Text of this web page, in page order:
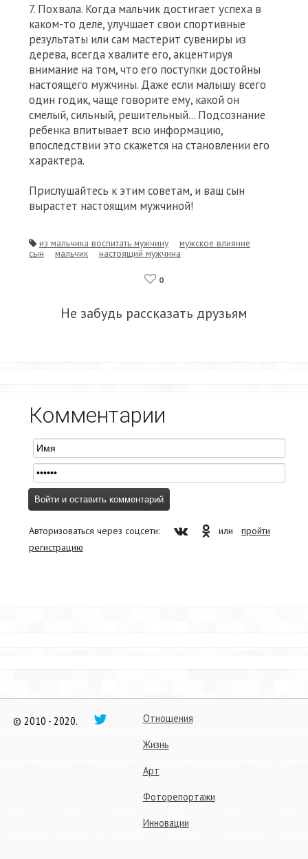
7. Похвала. Когда мальчик достигает успеха в
каком-то деле, улучшает свои спортивные
результаты или сам мастерит сувениры из
дерева, всегда хвалите его, акцентируя
внимание на том, что его поступки достойны
настоящего мужчины. Даже если малышу всего
один годик, чаще говорите ему, какой он
смелый, сильный, решительный… Подсознание
ребенка впитывает всю информацию,
впоследствии это скажется на становлении его
характера.
Прислушайтесь к этим советам, и ваш сын
вырастет настоящим мужчиной!
из мальчика воспитать мужчину
мужское влияние
сын
мальчик настоящий мужчина
0
Не забудь рассказать друзьям
Комментарии
Авторизоваться через соцсети: или пройти
регистрацию
© 2010 - 2020.
Отношения
Жизнь
Арт
Фоторепортажи
Инновации